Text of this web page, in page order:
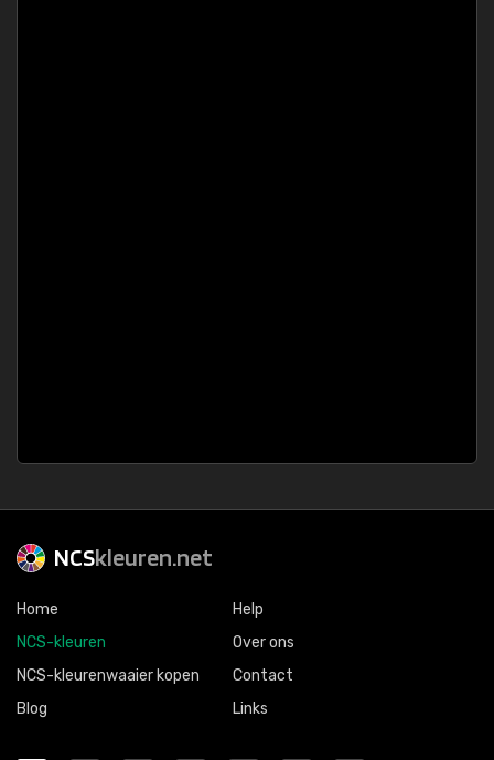
NCSkleuren.net
Home
NCS-kleuren
NCS-kleurenwaaier kopen
Blog
Help
Over ons
Contact
Links